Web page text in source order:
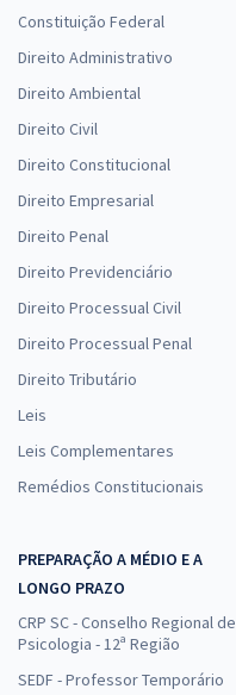
Constituição Federal
Direito Administrativo
Direito Ambiental
Direito Civil
Direito Constitucional
Direito Empresarial
Direito Penal
Direito Previdenciário
Direito Processual Civil
Direito Processual Penal
Direito Tributário
Leis
Leis Complementares
Remédios Constitucionais
PREPARAÇÃO A MÉDIO E A
LONGO PRAZO
CRP SC - Conselho Regional de
Psicologia - 12ª Região
SEDF - Professor Temporário